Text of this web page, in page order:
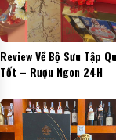
Review Về Bộ Sưu Tập
Tốt – Rượu Ngon 24H